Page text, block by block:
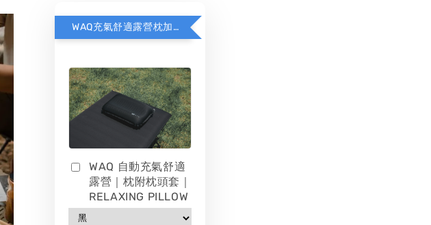
WAQ充氣舒適露營枕加價購
WAQ 自動充氣舒適
露營｜枕附枕頭套｜
RELAXING PILLOW